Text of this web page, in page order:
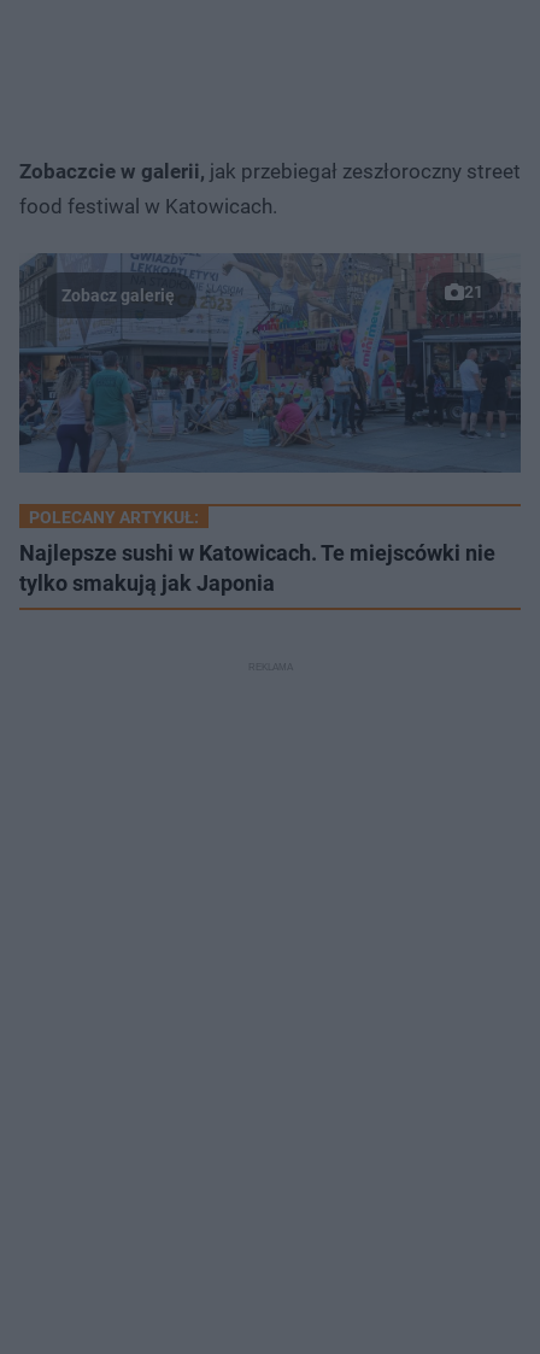
Zobaczcie w galerii, jak przebiegał zeszłoroczny street
food festiwal w Katowicach.
21
POLECANY ARTYKUŁ:
Najlepsze sushi w Katowicach. Te miejscówki nie
tylko smakują jak Japonia